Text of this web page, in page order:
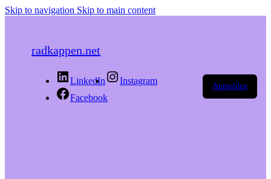
Skip to navigation Skip to main content
radkappen.net
LinkedIn
Instagram
Facebook
Anmelden